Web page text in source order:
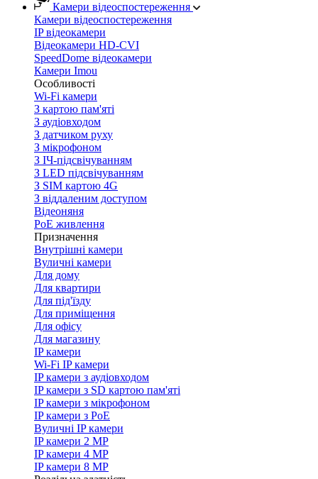
Камери відеоспостереження
Камери відеоспостереження
IP відеокамери
Відеокамери HD-CVI
SpeedDome відеокамери
Камери Imou
Особливості
Wi-Fi камери
З картою пам'яті
З аудіовходом
З датчиком руху
З мікрофоном
З ІЧ-підсвічуванням
З LED підсвічуванням
З SIM картою 4G
З віддаленим доступом
Відеоняня
PoE живлення
Призначення
Внутрішні камери
Вуличні камери
Для дому
Для квартири
Для під'їзду
Для приміщення
Для офісу
Для магазину
IP камери
Wi-Fi IP камери
IP камери з аудіовходом
IP камери з SD картою пам'яті
IP камери з мікрофоном
IP камери з PoE
Вуличні IP камери
IP камери 2 MP
IP камери 4 MP
IP камери 8 MP